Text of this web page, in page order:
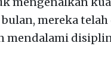
mereka
mendalami